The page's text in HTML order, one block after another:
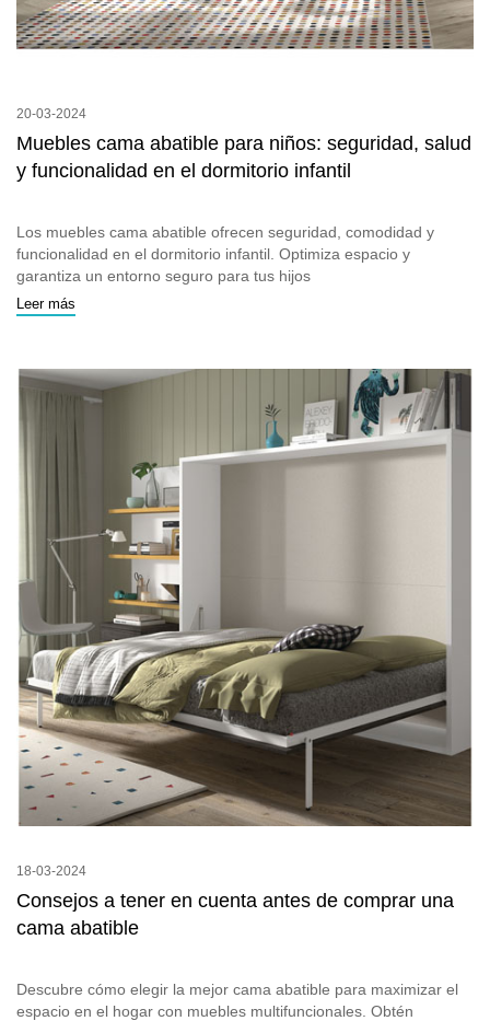
20-03-2024
Muebles cama abatible para niños: seguridad, salud
y funcionalidad en el dormitorio infantil
Los muebles cama abatible ofrecen seguridad, comodidad y
funcionalidad en el dormitorio infantil. Optimiza espacio y
garantiza un entorno seguro para tus hijos
Leer más
18-03-2024
Consejos a tener en cuenta antes de comprar una
cama abatible
Descubre cómo elegir la mejor cama abatible para maximizar el
espacio en el hogar con muebles multifuncionales. Obtén